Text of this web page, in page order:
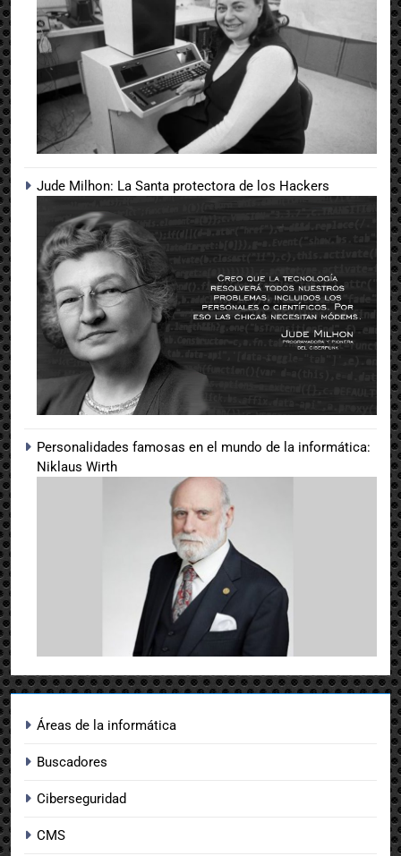
Jude Milhon: La Santa protectora de los Hackers
Personalidades famosas en el mundo de la informática:
Niklaus Wirth
Áreas de la informática
Buscadores
Ciberseguridad
CMS